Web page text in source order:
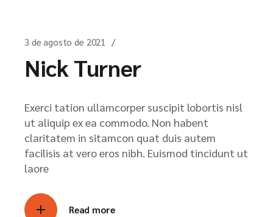
3 de agosto de 2021
Nick Turner
Exerci tation ullamcorper suscipit lobortis nisl
ut aliquip ex ea commodo. Non habent
claritatem in sitamcon quat duis autem
facilisis at vero eros nibh. Euismod tincidunt ut
laore
Read more